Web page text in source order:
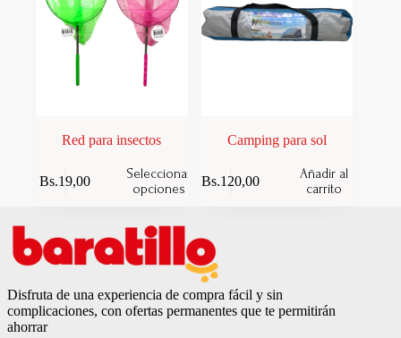
Red para insectos
Bs.19,00
Seleccionar
opciones
producto
Las
opciones
pueden
elegir
en
Camping para sol
Bs.120,00
Añadir al
carrito
Disfruta de una experiencia de compra fácil y sin
complicaciones, con ofertas permanentes que te permitirán
ahorrar